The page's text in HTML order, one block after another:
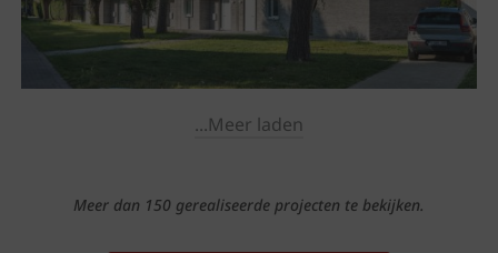
...Meer laden
Meer dan 150 gerealiseerde projecten te bekijken.